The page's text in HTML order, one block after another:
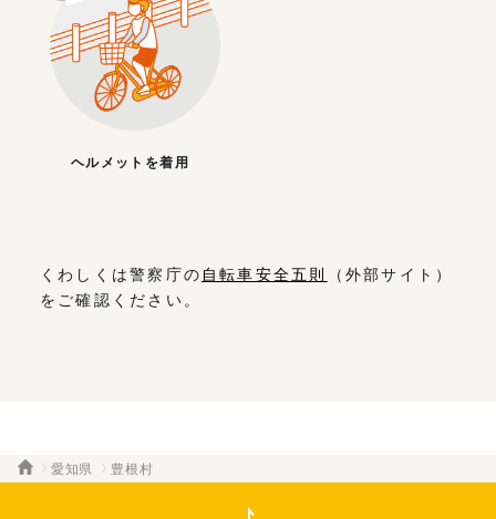
ヘルメットを着用
くわしくは警察庁の 自転車安全五則
（外部サイト）
をご確認ください。
愛知県 豊根村